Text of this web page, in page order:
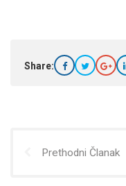
Share:
Prethodni Članak